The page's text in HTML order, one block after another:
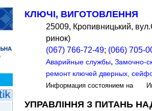
КЛЮЧІ, ВИГОТОВЛЕННЯ
25009, Кропивницький,
ринок)
(067) 766-72-49; (066) 705-
Аварийные службы,Замочно-
ремонт ключей дверных,
Информация состоянием на
УПРАВЛІННЯ З ПИТАНЬ